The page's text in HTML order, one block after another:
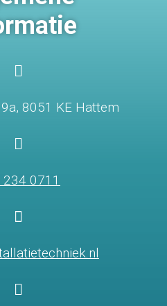

8051 KE Hattem

0711

